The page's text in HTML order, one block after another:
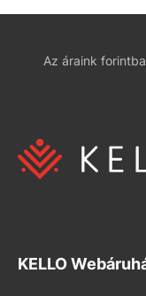
Az áraink
KELLO